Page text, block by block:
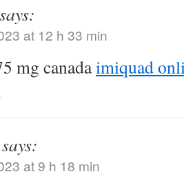
says:
at 12 h 33 min
mg canadaimiquad
says:
at 9 h 18 min